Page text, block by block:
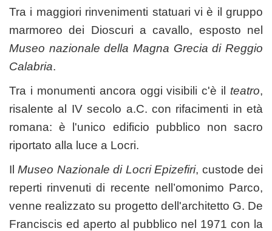
Tra i maggiori rinvenimenti statuari vi è il gruppo
marmoreo dei Dioscuri a cavallo, esposto nel
Museo nazionale della Magna Grecia di Reggio
Calabria.
Tra i monumenti ancora oggi visibili c'è il teatro,
risalente al IV secolo a.C. con rifacimenti in età
romana: è l'unico edificio pubblico non sacro
riportato alla luce a Locri.
IlMuseo Nazionale di Locri Epizefiri, custode dei
reperti rinvenuti di recente nell’omonimo Parco,
venne realizzato su progetto dell'architetto G. De
Franciscis ed aperto al pubblico nel 1971 con la